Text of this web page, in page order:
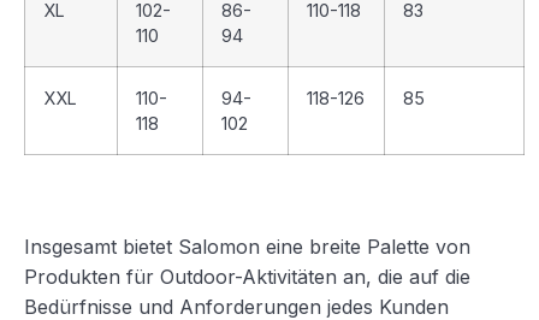
XL
102-
110
86-
94
110-118 83
XXL
110-
118
94-
102
118-126 85
Insgesamt bietet Salomon eine breite Palette von
Produkten für Outdoor-Aktivitäten an, die auf die
Bedürfnisse und Anforderungen jedes Kunden